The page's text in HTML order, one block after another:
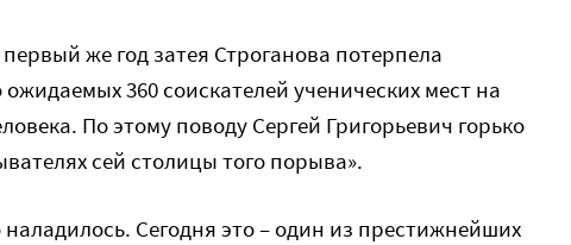
же год затея Строганова потерпела
360 соискателей ученических мест на
По этому поводу Сергей Григорьевич горько
сей столицы того порыва».
Сегодня это – один из престижнейших